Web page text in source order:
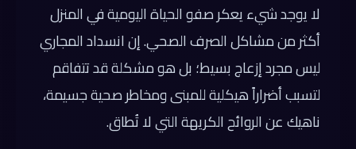
لا يوجد شيء يعكر صفو الحياة اليومية في المنزل
أكثر من مشاكل الصرف الصحي. إن انسداد المجاري
ليس مجرد إزعاج بسيط؛ بل هو مشكلة قد تتفاقم
لتسبب أضراراً هيكلية للمبنى ومخاطر صحية جسيمة،
ناهيك عن الروائح الكريهة التي لا تُطاق.